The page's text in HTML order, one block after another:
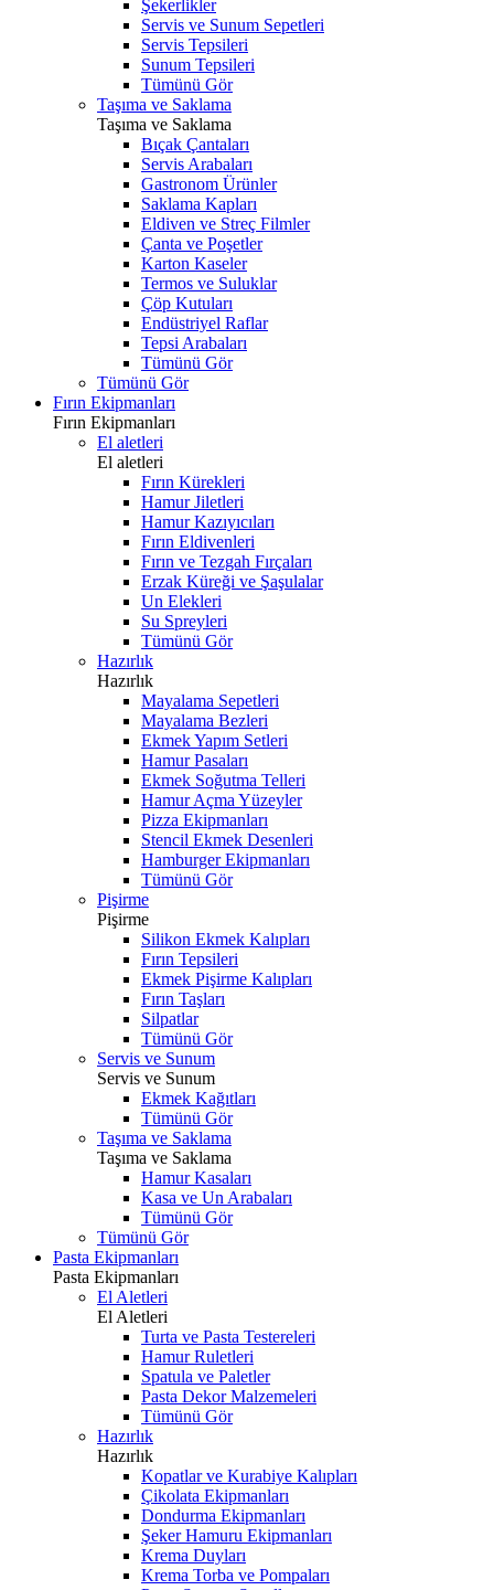
Şekerlikler
Servis ve Sunum Sepetleri
Servis Tepsileri
Sunum Tepsileri
Tümünü Gör
Taşıma ve Saklama
Taşıma ve Saklama
Bıçak Çantaları
Servis Arabaları
Gastronom Ürünler
Saklama Kapları
Eldiven ve Streç Filmler
Çanta ve Poşetler
Karton Kaseler
Termos ve Suluklar
Çöp Kutuları
Endüstriyel Raflar
Tepsi Arabaları
Tümünü Gör
Tümünü Gör
Fırın Ekipmanları
Fırın Ekipmanları
El aletleri
El aletleri
Fırın Kürekleri
Hamur Jiletleri
Hamur Kazıyıcıları
Fırın Eldivenleri
Fırın ve Tezgah Fırçaları
Erzak Küreği ve Şaşulalar
Un Elekleri
Su Spreyleri
Tümünü Gör
Hazırlık
Hazırlık
Mayalama Sepetleri
Mayalama Bezleri
Ekmek Yapım Setleri
Hamur Pasaları
Ekmek Soğutma Telleri
Hamur Açma Yüzeyler
Pizza Ekipmanları
Stencil Ekmek Desenleri
Hamburger Ekipmanları
Tümünü Gör
Pişirme
Pişirme
Silikon Ekmek Kalıpları
Fırın Tepsileri
Ekmek Pişirme Kalıpları
Fırın Taşları
Silpatlar
Tümünü Gör
Servis ve Sunum
Servis ve Sunum
Ekmek Kağıtları
Tümünü Gör
Taşıma ve Saklama
Taşıma ve Saklama
Hamur Kasaları
Kasa ve Un Arabaları
Tümünü Gör
Tümünü Gör
Pasta Ekipmanları
Pasta Ekipmanları
El Aletleri
El Aletleri
Turta ve Pasta Testereleri
Hamur Ruletleri
Spatula ve Paletler
Pasta Dekor Malzemeleri
Tümünü Gör
Hazırlık
Hazırlık
Kopatlar ve Kurabiye Kalıpları
Çikolata Ekipmanları
Dondurma Ekipmanları
Şeker Hamuru Ekipmanları
Krema Duyları
Krema Torba ve Pompaları